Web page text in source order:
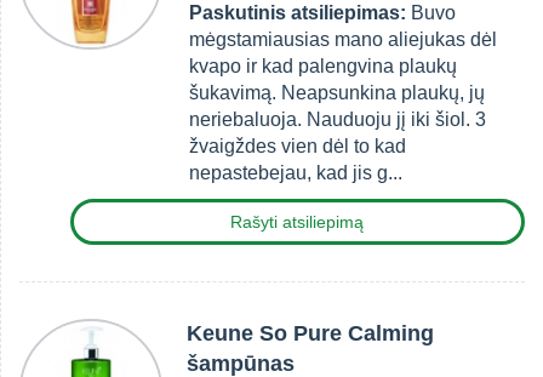
Paskutinis atsiliepimas: Buvo
mėgstamiausias mano aliejukas dėl
kvapo ir kad palengvina plaukų
šukavimą. Neapsunkina plaukų, jų
neriebaluoja. Nauduoju jį iki šiol. 3
žvaigždes vien dėl to kad
nepastebejau, kad jis g...
Rašyti atsiliepimą
Keune So Pure Calming
šampūnas